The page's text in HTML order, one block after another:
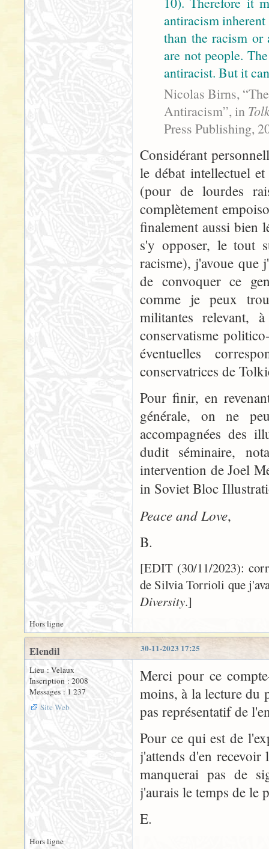
antiracism
than the racism or
are not people.
antiracist. But it
Nicolas Birns,
Antiracism”, in
Press Publishing,
Considérant
le débat intellectuel
(pour de lourdes
complètement
finalement aussi bien
s'y opposer, le tout
racisme), j'avoue que
de convoquer ce
comme je peux
militantes relevant,
conservatisme
éventuelles
conservatrices de
Pour finir, en
générale, on ne
accompagnées des
dudit séminaire,
intervention de Joel
in Soviet Bloc
Peace and Love,
B.
[EDIT (30/11/2023):
de Silvia Torrioli que
Diversity.]
Hors ligne
30-11-2023 17:25
Elendil
Lieu : Velaux
Inscription : 2008
Messages : 1 237
Site Web
Merci pour ce
moins, à la lecture du
pas représentatif de
Pour ce qui est de
j'attends d'en recevoir
manquerai pas de
j'aurais le temps de le
E.
Hors ligne